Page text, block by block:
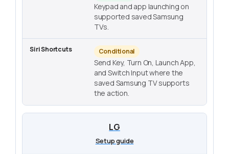
Keypad and app launching on
supported saved Samsung
TVs.
Conditional
Send Key, Turn On, Launch App,
and Switch Input where the
saved Samsung TV supports
the action.
LG
Setup guide